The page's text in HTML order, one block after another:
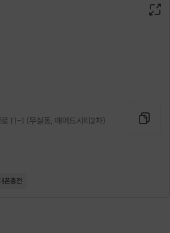
11-1 (무실동, 매머드시티2차)
폰충전